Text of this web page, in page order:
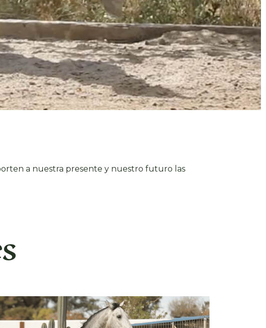
a nuestra presente y nuestro futuro las